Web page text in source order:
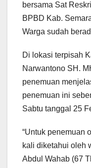
bersama Sat
BPBD Kab.
Warga sudah
Di lokasi terpisah
Narwantono SH.
penemuan
penemuan ini
Sabtu tanggal 25
“Untuk penemuan
kali diketahui oleh
Abdul Wahab (67